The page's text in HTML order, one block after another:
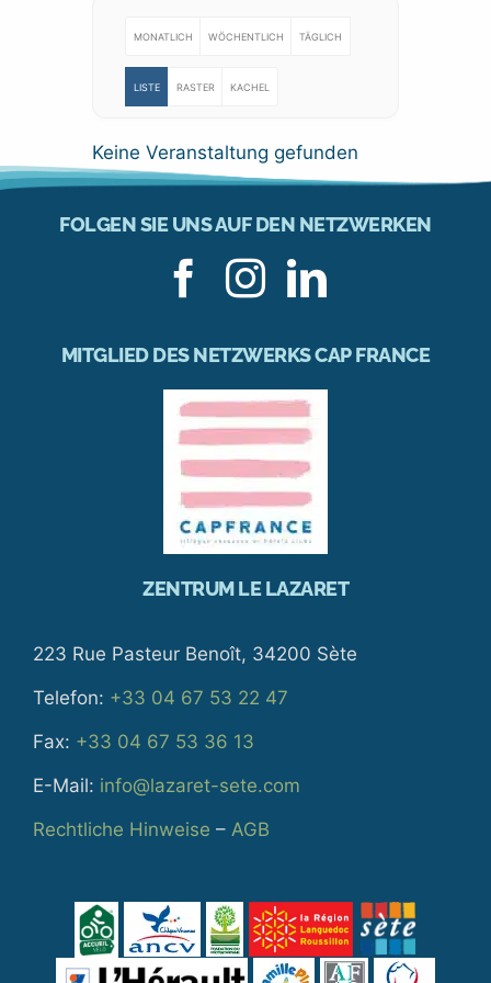
MONATLICH WÖCHENTLICH TÄGLICH
LISTE RASTER KACHEL
Keine Veranstaltung gefunden
FOLGEN SIE UNS AUF DEN NETZWERKEN
MITGLIED DES NETZWERKS CAP FRANCE
ZENTRUM LE LAZARET
223 Rue Pasteur Benoît, 34200 Sète
Telefon: +33 04 67 53 22 47
Fax: +33 04 67 53 36 13
E-Mail: info@lazaret-sete.com
Rechtliche Hinweise – AGB